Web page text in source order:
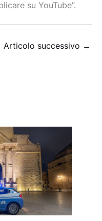
su YouTube”.
Articolo successivo →